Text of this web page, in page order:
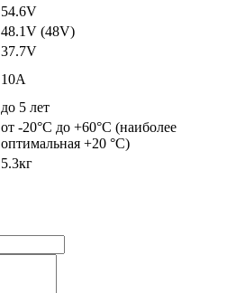
54.6V
48.1V (48V)
37.7V
10А
до 5 лет
от -20°C до +60°C (наиболее
оптимальная +20 °C)
5.3кг